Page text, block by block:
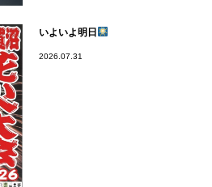
いよいよ明日
2026.07.31